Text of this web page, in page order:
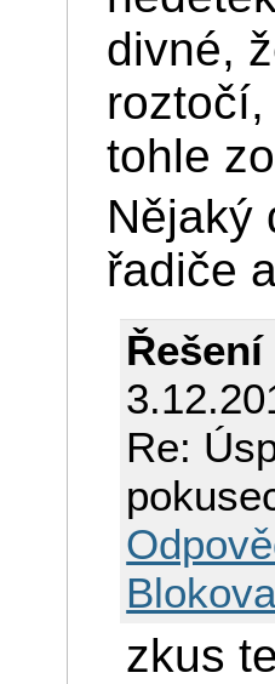
divné,
tohle
Nějaký
řadiče
Řešení
Re:
zkus